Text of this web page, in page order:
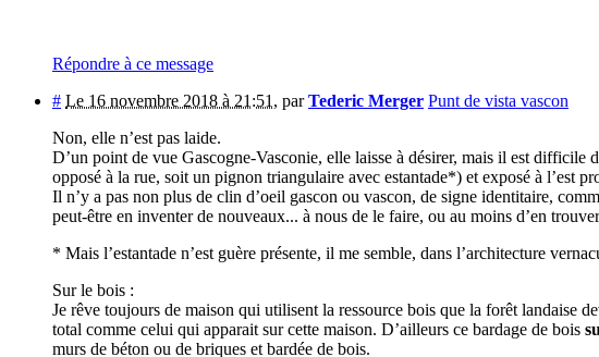
Répondre à ce message
# Le 16 novembre 2018 à 21:51 , parTederic Merger Punt de vista vascon
Non, elle n’est pas laide.
D’un point de vue Gascogne-Vasconie, elle laisse à désirer, mais il est difficile
opposé à la rue, soit un pignon triangulaire avec estantade*) et exposé à l’est
Il n’y a pas non plus de clin d’oeil gascon ou vascon, de signe identitaire,
peut-être en inventer de nouveaux... à nous de le faire, ou au moins d’en
* Mais l’estantade n’est guère présente, il me semble, dans l’architecture
Sur le bois :
Je rêve toujours de maison qui utilisent la ressource bois que la forêt landaise
total comme celui qui apparait sur cette maison. D’ailleurs ce bardage de bois
murs de béton ou de briques et bardée de bois.